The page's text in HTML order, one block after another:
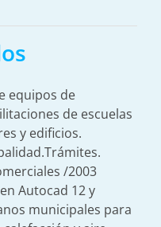
equipos de
de escuelas
y edificios.
/2003
Autocad 12 y
municipales para